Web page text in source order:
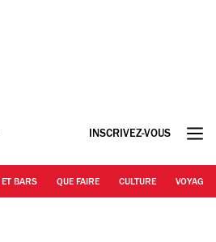
INSCRIVEZ-VOUS
BARS QUE FAIRE CULTURE VOYAGE
Horn / © C. Griffoulières - Time